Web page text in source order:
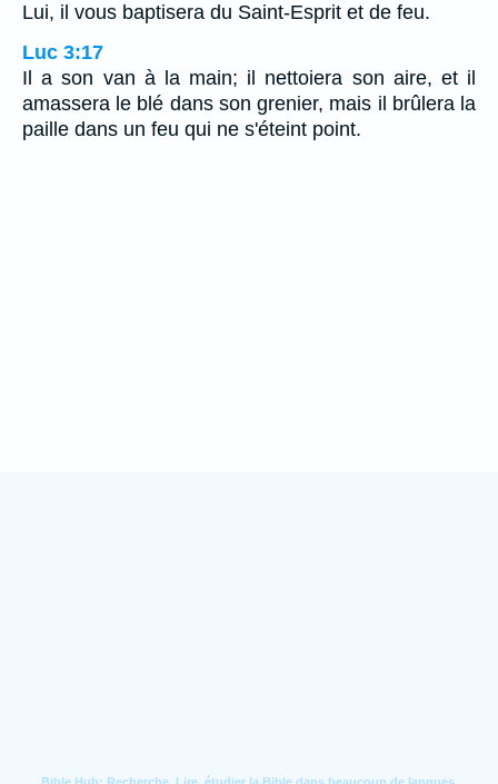
Lui, il vous baptisera du Saint-Esprit et de feu.
Luc 3:17
Il a son van à la main; il nettoiera son aire, et il
amassera le blé dans son grenier, mais il brûlera la
paille dans un feu qui ne s'éteint point.